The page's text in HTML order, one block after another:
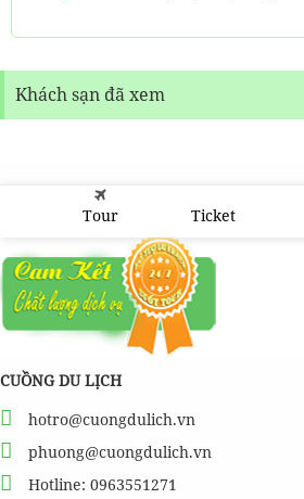
Khách sạn đã xem
Tour Ticket
CUỒNG DU LỊCH
hotro@cuongdulich.vn
phuong@cuongdulich.vn
Hotline: 0963551271